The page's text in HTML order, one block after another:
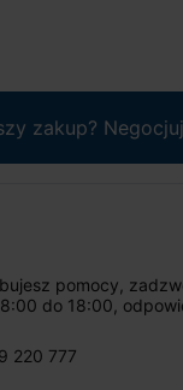
zakup?
pomocy,
do 18:00,
220 777